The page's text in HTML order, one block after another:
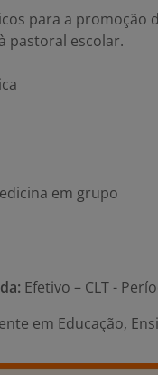
para a promoção
pastoral escolar.
em grupo
Efetivo – CLT -
em Educação,